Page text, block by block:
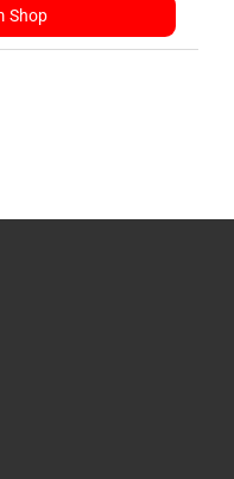
Shop